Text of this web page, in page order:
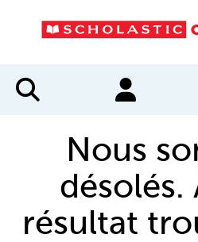
Nous
désolés.
résultat